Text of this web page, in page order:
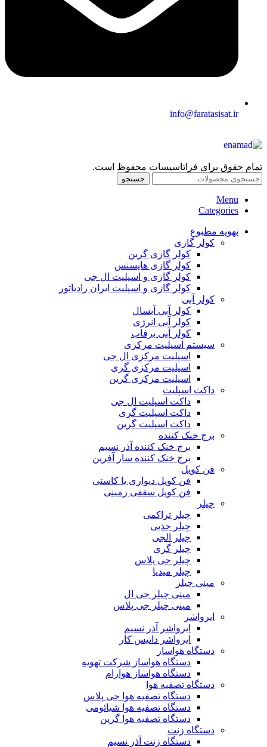
info@faratasisat.ir
تمام حقوق برای فراتاسیسات محفوظ است.
جستجو
Menu
Categories
تهویه مطبوع
کولر گازی
کولر گازی گرین
کولر گازی هایسنس
کولر گازی و اسپلیت ال جی
کولر گازی و اسپلیت ایران رادیاتور
کولر آبی
کولر آبی آبسال
کولر آبی انرژی
کولر آبی برفاب
سیستم اسپلیت مرکزی
اسپلیت مرکزی ال جی
اسپلیت مرکزی گری
اسپلیت مرکزی گرین
داکت اسپلیت
داکت اسپلیت ال جی
داکت اسپلیت گری
داکت اسپلیت گرین
برج خنک کننده
برج خنک کننده آذر نسیم
برج خنک کننده سار آفرین
فن کویل
فن کویل دیواری یا کاستی
فن کویل سقفی زمینی
چیلر
چیلر تراکمی
چیلر جذبی
چیلر الجی
چیلر گری
چیلر جی پلاس
چیلر میدیا
مینی چیلر
مینی چیلر جی ال
مینی چیلر جی پلاس
ایرواشر
ایرواشر آذر نسیم
ایرواشر داتیس کار
دستگاه هواساز
دستگاه هواساز شرکت تهویه
دستگاه هواساز هوارام
دستگاه تصفیه هوا
دستگاه تصفیه هوا جی پلاس
دستگاه تصفیه هوا شیائومی
دستگاه تصفیه هوا گرین
دستگاه زنت
دستگاه زنت آذر نسیم